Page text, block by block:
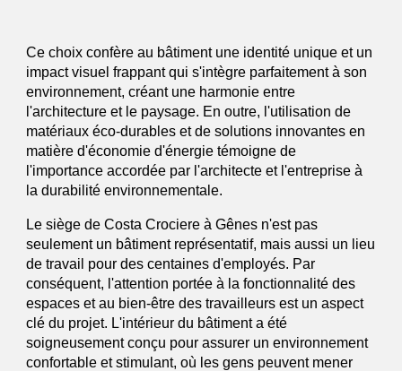
Ce choix confère au bâtiment une identité unique et un
impact visuel frappant qui s'intègre parfaitement à son
environnement, créant une harmonie entre
l'architecture et le paysage. En outre, l'utilisation de
matériaux éco-durables et de solutions innovantes en
matière d'économie d'énergie témoigne de
l'importance accordée par l'architecte et l'entreprise à
la durabilité environnementale.
Le siège de Costa Crociere à Gênes n'est pas
seulement un bâtiment représentatif, mais aussi un lieu
de travail pour des centaines d'employés. Par
conséquent, l'attention portée à la fonctionnalité des
espaces et au bien-être des travailleurs est un aspect
clé du projet. L'intérieur du bâtiment a été
soigneusement conçu pour assurer un environnement
confortable et stimulant, où les gens peuvent mener